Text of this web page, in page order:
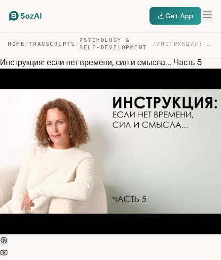
Get App
HOME / TRANSCRIPTS /
PSYCHOLOGY &
SELF-DEVELOPMENT
/ ИНСТРУКЦИЯ: ЕСЛИ НЕТ ВРЕМЕНИ, СИЛ И СМЫСЛА… ЧАСТЬ 5 — TRANSCRIPT
Инструкция: если нет времени, сил и смысла… Часть 5